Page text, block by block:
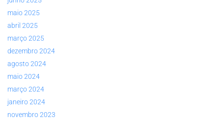
maio 2025
abril 2025
março 2025
dezembro 2024
agosto 2024
maio 2024
março 2024
janeiro 2024
novembro 2023